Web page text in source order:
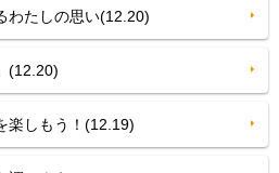
たしの思い(12.20)
(12.20)
しもう！(12.19)